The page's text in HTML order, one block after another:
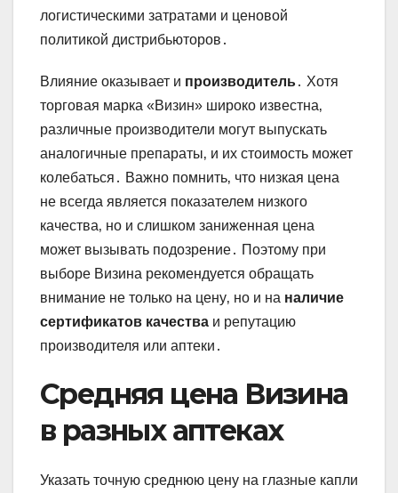
логистическими затратами и ценовой
политикой дистрибьюторов․
Влияние оказывает и производитель․ Хотя
торговая марка «Визин» широко известна‚
различные производители могут выпускать
аналогичные препараты‚ и их стоимость может
колебаться․ Важно помнить‚ что низкая цена
не всегда является показателем низкого
качества‚ но и слишком заниженная цена
может вызывать подозрение․ Поэтому при
выборе Визина рекомендуется обращать
внимание не только на цену‚ но и на наличие
сертификатов качества и репутацию
производителя или аптеки․
Средняя цена Визина
в разных аптеках
Указать точную среднюю цену на глазные капли